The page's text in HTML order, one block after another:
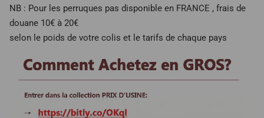
NB : Pour les perruques pas disponible en FRANCE , frais de
douane 10€ à 20€
selon le poids de votre colis et le tarifs de chaque pays